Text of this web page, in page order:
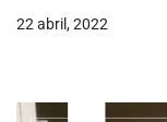
22 abril, 2022